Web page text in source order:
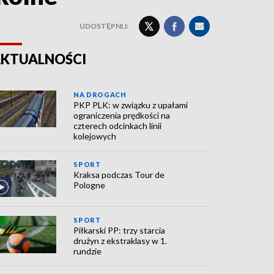
UDOSTĘPNIJ:
NA DROGACH
PKP PLK: w związku z upałami
ograniczenia prędkości na
czterech odcinkach linii
kolejowych
SPORT
Kraksa podczas Tour de
Pologne
SPORT
Piłkarski PP: trzy starcia
drużyn z ekstraklasy w 1.
rundzie